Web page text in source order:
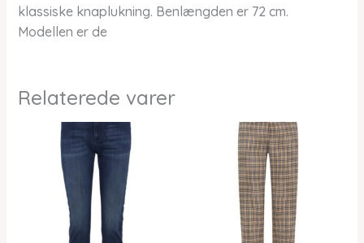
klassiske knaplukning. Benlængden er 72 cm.
Modellen er de
Relaterede varer